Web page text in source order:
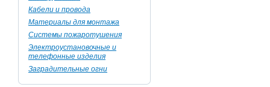
Кабели и провода
Материалы для монтажа
Системы пожаротушения
Электроустановочные и
телефонные изделия
Заградительные огни